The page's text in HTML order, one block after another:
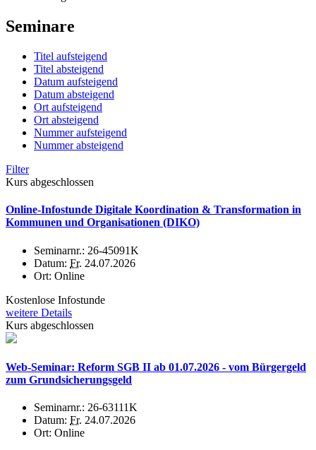
Seminare
Titel aufsteigend
Titel absteigend
Datum aufsteigend
Datum absteigend
Ort aufsteigend
Ort absteigend
Nummer aufsteigend
Nummer absteigend
Filter
Kurs abgeschlossen
Online-Infostunde Digitale Koordination & Transformation in
Kommunen und Organisationen (DIKO)
Seminarnr.: 26-45091K
Datum: Fr. 24.07.2026
Ort: Online
Kostenlose Infostunde
weitere Details
Kurs abgeschlossen
Web-Seminar: Reform SGB II ab 01.07.2026 - vom Bürgergeld
zum Grundsicherungsgeld
Seminarnr.: 26-63111K
Datum: Fr. 24.07.2026
Ort: Online